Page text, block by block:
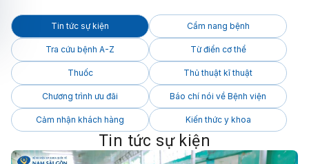
Tin tức sự kiện Cẩm nang bệnh
Tra cứu bệnh A-Z Từ điển cơ thể
Thuốc Thủ thuật kĩ thuật
Chương trình ưu đãi Báo chí nói về Bệnh viện
Cảm nhận khách hàng Kiến thức y khoa
Tin tức sự kiện